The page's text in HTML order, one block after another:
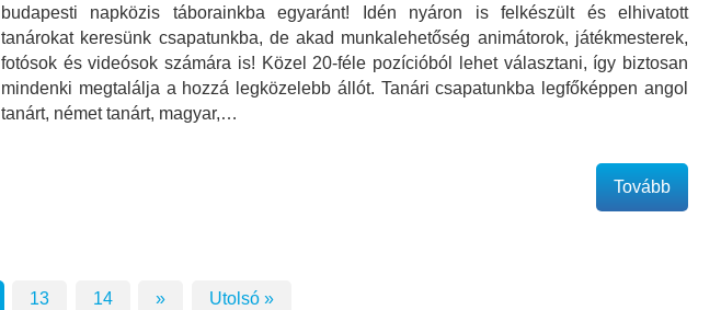
budapesti napközis táborainkba egyaránt! Idén nyáron is felkészült és elhivatott
tanárokat keresünk csapatunkba, de akad munkalehetőség animátorok, játékmesterek,
fotósok és videósok számára is! Közel 20-féle pozícióból lehet választani, így biztosan
mindenki megtalálja a hozzá legközelebb állót. Tanári csapatunkba legfőképpen angol
tanárt, német tanárt, magyar,…
Tovább
13 14 » Utolsó »